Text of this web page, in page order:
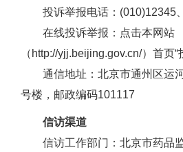
投诉举报电话：(010)12345
在线投诉举报：点击本网站
（http://yjj.beijing.gov.cn/）首页“
通信地址：北京市通州区运
号楼，邮政编码101117
信访渠道
信访工作部门：北京市药品